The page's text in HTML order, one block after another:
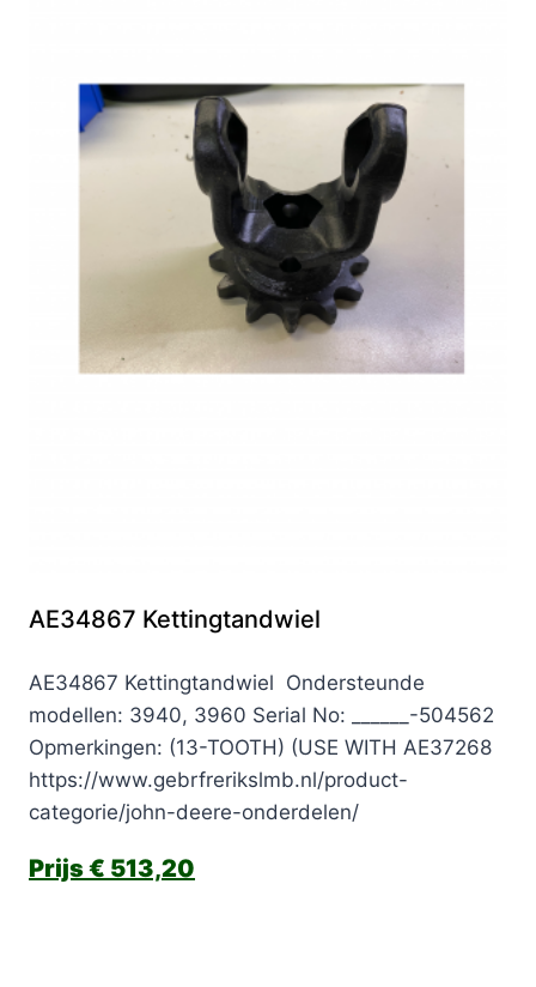
AE34867 Kettingtandwiel
AE34867 Kettingtandwiel Ondersteunde
modellen: 3940, 3960 Serial No: ______-504562
Opmerkingen: (13-TOOTH) (USE WITH AE37268
https://www.gebrfrerikslmb.nl/product-
categorie/john-deere-onderdelen/
€ 513,20